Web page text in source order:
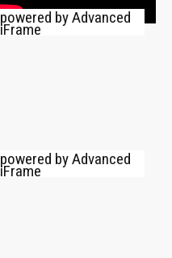
powered by Advanced
iFrame
powered by Advanced
iFrame